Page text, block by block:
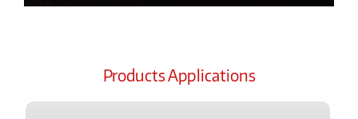
Products Applications